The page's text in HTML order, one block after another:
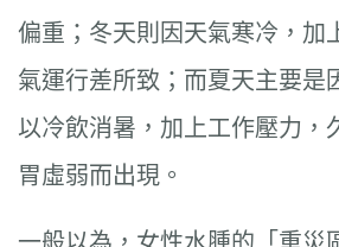
偏重；冬天則因天氣寒冷，加
氣運行差所致；而夏天主要是
以冷飲消暑，加上工作壓力，
胃虛弱而出現。